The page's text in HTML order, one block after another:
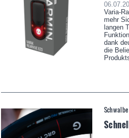
Varia-
mehr
langen
dank
die